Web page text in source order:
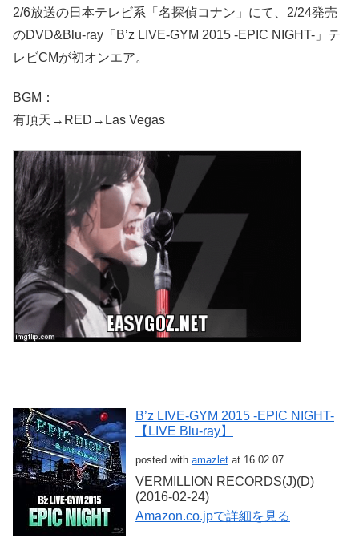
2/6放送の日本テレビ系「名探偵コナン」にて、2/24発売
のDVD&Blu-ray「B’z LIVE-GYM 2015 -EPIC NIGHT-」テ
レビCMが初オンエア。
BGM：
有頂天→RED→Las Vegas
B’z LIVE-GYM 2015 -EPIC NIGHT-
【LIVE Blu-ray】
posted with amazlet at 16.02.07
VERMILLION RECORDS(J)(D)
(2016-02-24)
Amazon.co.jpで詳細を見る